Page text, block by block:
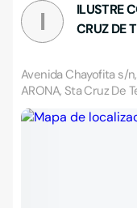
I
ILUSTRE
CRUZ DE
Avenida Chayofita s/
ARONA, Sta Cruz De